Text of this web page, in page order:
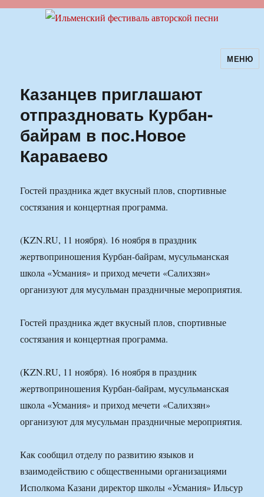
Ильменский фестиваль авторскойМЕНЮ
Казанцев приглашают
отпраздновать Курбан-
байрам в пос.Новое
Караваево
Гостей праздника ждет вкусный плов, спортивные
состязания и концертная программа.
(KZN.RU, 11 ноября). 16 ноября в праздник
жертвоприношения Курбан-байрам, мусульманская
школа «Усмания» и приход мечети «Салихзян»
организуют для мусульман праздничные мероприятия.
Гостей праздника ждет вкусный плов, спортивные
состязания и концертная программа.
(KZN.RU, 11 ноября). 16 ноября в праздник
жертвоприношения Курбан-байрам, мусульманская
школа «Усмания» и приход мечети «Салихзян»
организуют для мусульман праздничные мероприятия.
Как сообщил отделу по развитию языков и
взаимодействию с общественными организациями
Исполкома Казани директор школы «Усмания» Ильсур